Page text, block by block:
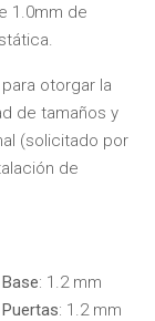
1.0mm de
otorgar la
de tamaños y
(solicitado por
de
: 1.2 mm
: 1.2 mm